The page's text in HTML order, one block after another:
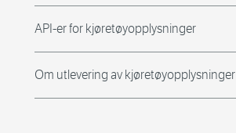
API-er for kjøretøyopplysninger
Om utlevering av kjøretøyopplysninger